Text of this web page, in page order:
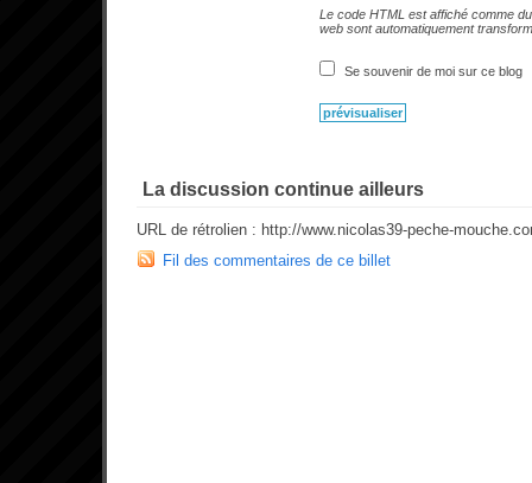
Le code HTML est affiché comme
web sont automatiquement
Se souvenir de moi sur ce blog
La discussion continue ailleurs
URL de rétrolien : http://www.nicolas39-peche-
Fil des commentaires de ce billet